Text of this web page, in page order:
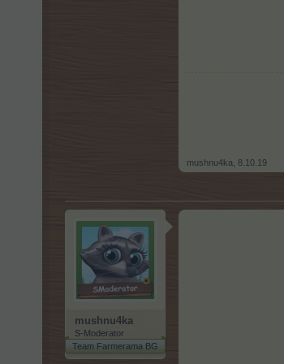
mushnu4ka 8.10.19
mushnu4ka
S-Moderator
Team Farmerama BG